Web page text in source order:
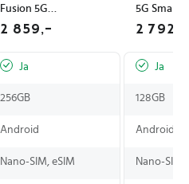
Fusion 5G
Smartphone 6.67"
256GB 8GB Rosa
2 859,-
5G
128GB
2 792,-
Ja Ja
256GB 128GB
Android Android
Nano-SIM, eSIM Nano-SIM,